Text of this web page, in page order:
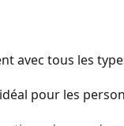
avec tous les
pour les